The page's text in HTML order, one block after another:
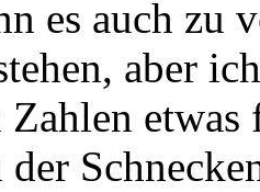
es auch zu
aber
der